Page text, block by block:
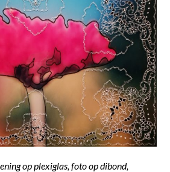
op plexiglas, foto op dibond,